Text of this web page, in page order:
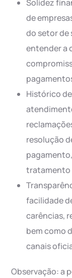
Solidez
de
do setor de
entender a
Histórico
resolução
tratamento
facilidade
carências,
bem como
canais
Observação: a